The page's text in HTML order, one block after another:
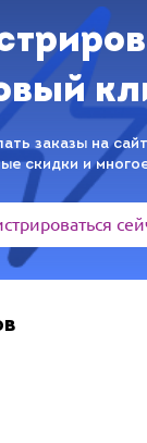
заказы на
скидки и